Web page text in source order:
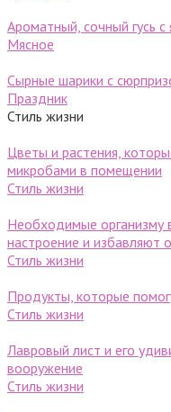
Ароматный, сочный гусь с
Мясное
Сырные шарики c
Праздник
Стиль жизни
Цветы и растения,
микробами в помещении
Стиль жизни
Необходимые
настроение и избавляют
Стиль жизни
Продукты, которые
Стиль жизни
Лавровый лист и его
вооружение
Стиль жизни